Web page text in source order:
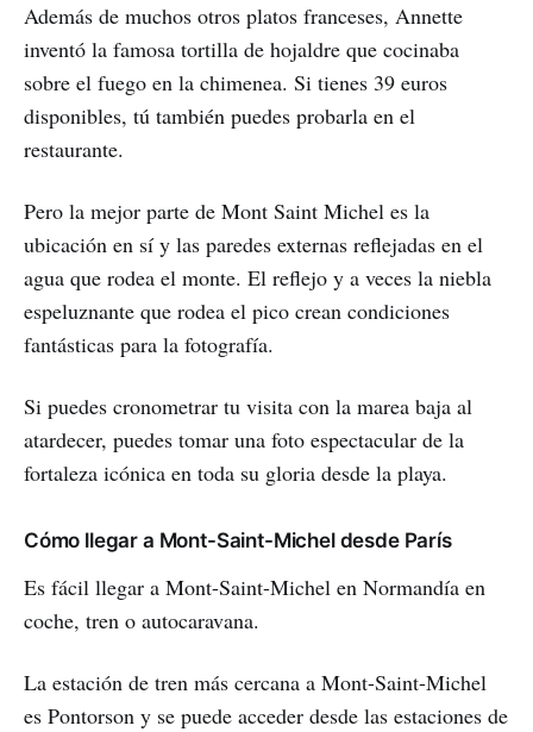
Además de muchos otros platos franceses, Annette
inventó la famosa tortilla de hojaldre que cocinaba
sobre el fuego en la chimenea. Si tienes 39 euros
disponibles, tú también puedes probarla en el
restaurante.
Pero la mejor parte de Mont Saint Michel es la
ubicación en sí y las paredes externas reflejadas en el
agua que rodea el monte. El reflejo y a veces la niebla
espeluznante que rodea el pico crean condiciones
fantásticas para la fotografía.
Si puedes cronometrar tu visita con la marea baja al
atardecer, puedes tomar una foto espectacular de la
fortaleza icónica en toda su gloria desde la playa.
Cómo llegar a Mont-Saint-Michel desde París
Es fácil llegar a Mont-Saint-Michel en Normandía en
coche, tren o autocaravana.
La estación de tren más cercana a Mont-Saint-Michel
es Pontorson y se puede acceder desde las estaciones de